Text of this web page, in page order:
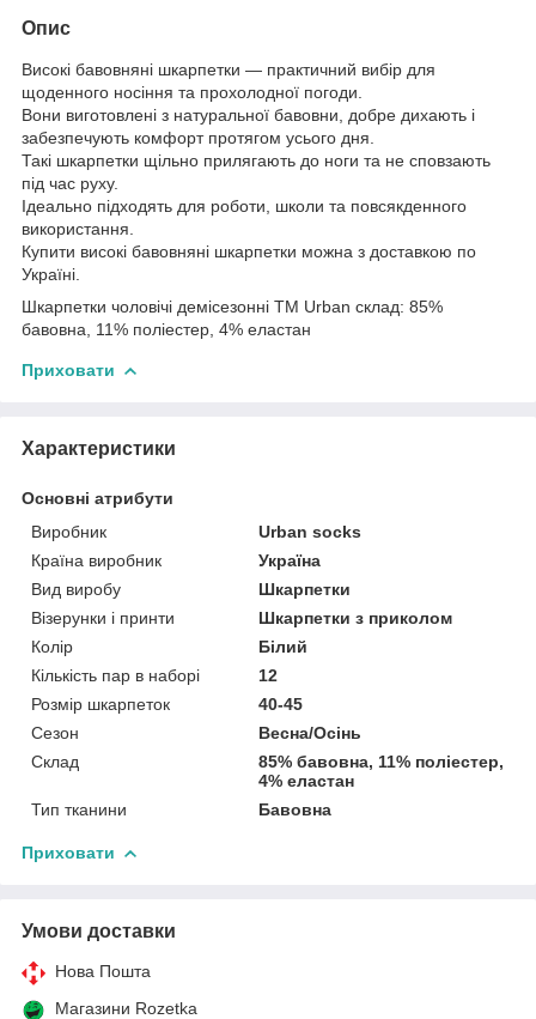
Опис
Високі бавовняні шкарпетки — практичний вибір для
щоденного носіння та прохолодної погоди.
Вони виготовлені з натуральної бавовни, добре дихають і
забезпечують комфорт протягом усього дня.
Такі шкарпетки щільно прилягають до ноги та не сповзають
під час руху.
Ідеально підходять для роботи, школи та повсякденного
використання.
Купити високі бавовняні шкарпетки можна з доставкою по
Україні.
Шкарпетки чоловічі демісезонні ТМ Urban склад: 85%
бавовна, 11% поліестер, 4% еластан
Приховати
Характеристики
Основні атрибути
Виробник
Urban socks
Країна виробник
Україна
Вид виробу
Шкарпетки
Візерунки і принти
Шкарпетки з приколом
Колір
Білий
Кількість пар в наборі
12
Розмір шкарпеток
40-45
Сезон
Весна/Осінь
Склад
85% бавовна, 11% поліестер,
4% еластан
Тип тканини
Бавовна
Приховати
Умови доставки
Нова Пошта
Магазини Rozetka